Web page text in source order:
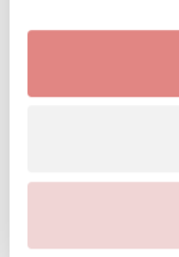
helpt de huid
(aloe) juice*,
officinalis
extract*,